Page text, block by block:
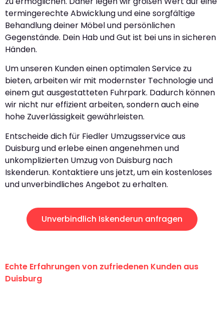
termingerechte Abwicklung und eine sorgfältige
Behandlung deiner Möbel und persönlichen
Gegenstände. Dein Hab und Gut ist bei uns in sicheren
Händen.
Um unseren Kunden einen optimalen Service zu
bieten, arbeiten wir mit modernster Technologie und
einem gut ausgestatteten Fuhrpark. Dadurch können
wir nicht nur effizient arbeiten, sondern auch eine
hohe Zuverlässigkeit gewährleisten.
Entscheide dich für Fiedler Umzugsservice aus
Duisburg und erlebe einen angenehmen und
unkomplizierten Umzug von Duisburg nach
Iskenderun. Kontaktiere uns jetzt, um ein kostenloses
und unverbindliches Angebot zu erhalten.
Unverbindlich Iskenderun anfragen
Echte Erfahrungen von zufriedenen Kunden aus
Duisburg